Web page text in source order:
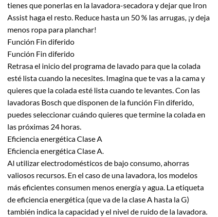
tienes que ponerlas en la lavadora-secadora y dejar que Iron
Assist haga el resto. Reduce hasta un 50 % las arrugas, ¡y deja
menos ropa para planchar!
Función Fin diferido
Función Fin diferido
Retrasa el inicio del programa de lavado para que la colada
esté lista cuando la necesites. Imagina que te vas a la cama y
quieres que la colada esté lista cuando te levantes. Con las
lavadoras Bosch que disponen de la función Fin diferido,
puedes seleccionar cuándo quieres que termine la colada en
las próximas 24 horas.
Eficiencia energética Clase A
Eficiencia energética Clase A.
Al utilizar electrodomésticos de bajo consumo, ahorras
valiosos recursos. En el caso de una lavadora, los modelos
más eficientes consumen menos energía y agua. La etiqueta
de eficiencia energética (que va de la clase A hasta la G)
también indica la capacidad y el nivel de ruido de la lavadora.